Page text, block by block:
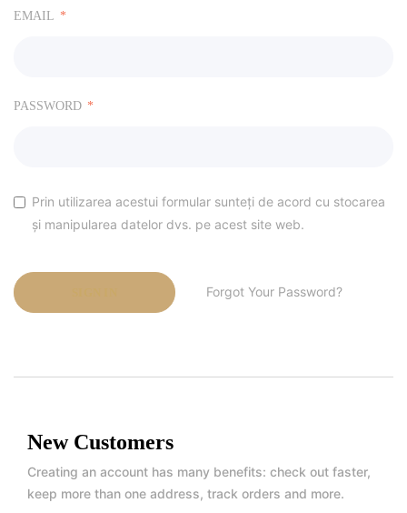
EMAIL
PASSWORD
Prin utilizarea acestui formular sunteți de acord cu stocarea
și manipularea datelor dvs. pe acest site web.
Forgot Your Password?
New Customers
Creating an account has many benefits: check out faster,
keep more than one address, track orders and more.